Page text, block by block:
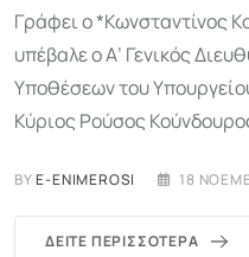
Γράφει ο *Κωνσταντίνος
υπέβαλε ο Α’ Γενικός
Υποθέσεων του
Κύριος Ρούσος
BYE-ENIMEROSI 18
ΔΕΊΤΕ ΠΕΡΙΣΣΌΤΕΡΑ